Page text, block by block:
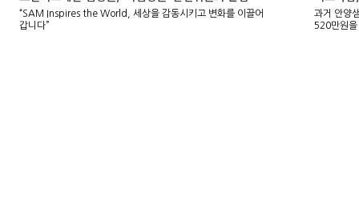
“SAM Inspires the World, 세상을 감동시키고 변화를 이끌어
갑니다”
과거 안양
520만원을